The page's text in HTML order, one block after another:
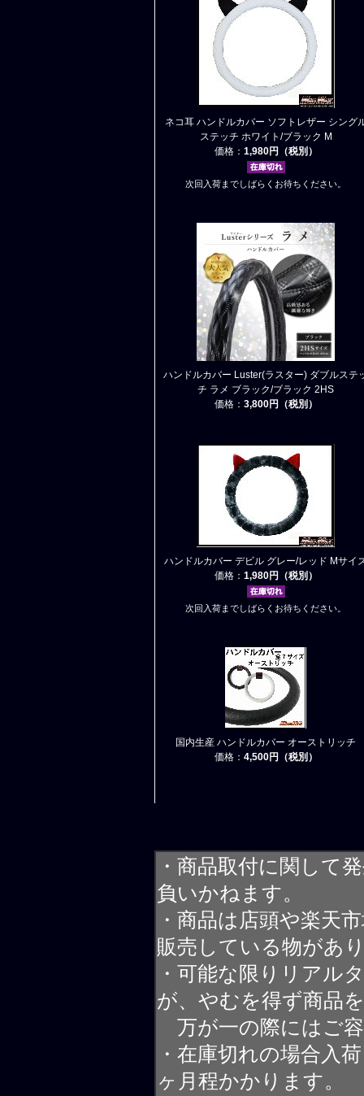
ネコ耳 ハンドルカバー ソフトレザー シング
ステッチ ホワイト/ブラック M
価格： 1,980円（税別）
次回入荷までしばらくお待ちください。
ハンドルカバー Luster(ラスター) ダブルステ
チ ラメ ブラック/ブラック 2HS
価格： 3,800円（税別）
ハンドルカバー デビル グレー/レッド Mサイ
価格： 1,980円（税別）
次回入荷までしばらくお待ちください。
国内生産 ハンドルカバー オーストリッチ
価格： 4,500円（税別）
・商品取付に関して
負いかねます。
・商品は店頭や楽天
販売している物があ
・可能な限りリアル
が、やむを得ず商品
万が一の際にはご
・在庫切れの場合入
ヶ月程かかります。